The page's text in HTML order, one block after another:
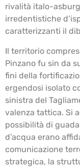
rivalità italo-
irredentistiche
caratterizzanti il
Il territorio
Pinzano fu sin da
fini della
ergendosi isolato
sinistra del
valenza tattica. Si
possibilità di
d’acqua erano
comunicazione
strategica, la